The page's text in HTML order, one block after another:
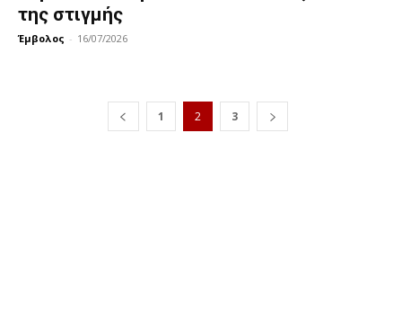
της στιγμής
Έμβολος - 16/07/2026
1 2 3